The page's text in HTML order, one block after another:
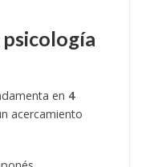
en 4
acercamiento